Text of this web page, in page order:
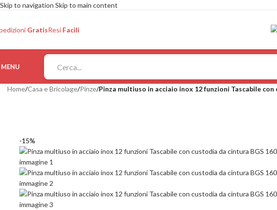
Skip to navigation Skip to main content
GratisResi Facili
MENU
Home/Casa e Bricolage/Pinze/Pinza multiuso in acciaio inox 12 funzioni Tascabile
-15%